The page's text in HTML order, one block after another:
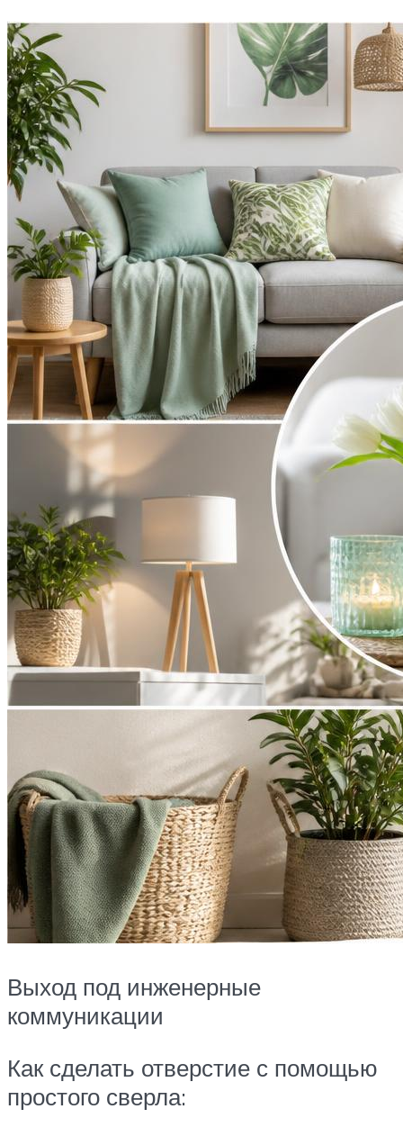
Выход под инженерные
коммуникации
Как сделать отверстие с помощью
простого сверла: